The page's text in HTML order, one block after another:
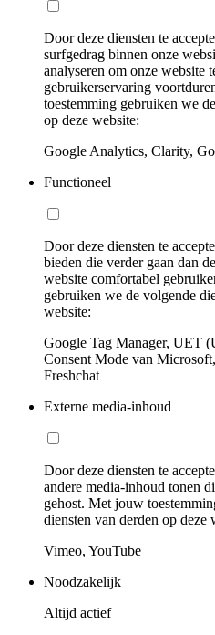
Door deze diensten te
surfgedrag binnen onze
analyseren om onze website
gebruikerservaring
toestemming gebruiken we
op deze website:
Google Analytics, Clarity,
Functioneel
Door deze diensten te
bieden die verder gaan dan
website comfortabel
gebruiken we de volgende
website:
Google Tag Manager, UET
Consent Mode van
Freshchat
Externe media-inhoud
Door deze diensten te
andere media-inhoud tonen
gehost. Met jouw
diensten van derden op deze
Vimeo, YouTube
Noodzakelijk
Altijd actief